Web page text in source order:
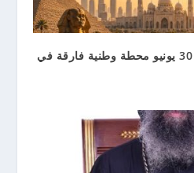
مجلس كنائس مصر: ثورة 30 يونيو محطة وطنية فارقة في